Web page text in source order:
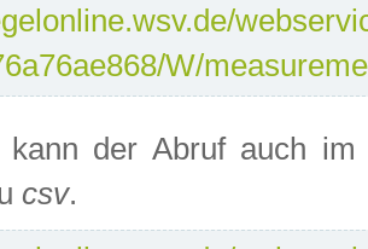
W/
kann der Abruf auch
csv.